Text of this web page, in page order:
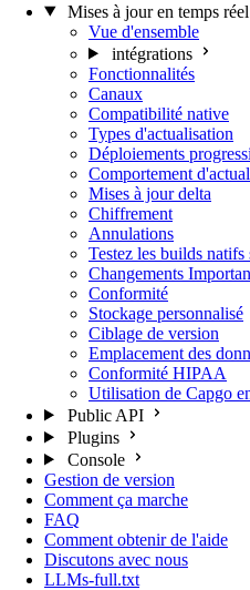
Mises à jour en temps réel
Vue d'ensemble
intégrations
Fonctionnalités
Canaux
Compatibilité native
Types d'actualisation
Déploiements
Comportement
Mises à jour delta
Chiffrement
Annulations
Testez les builds
Changements
Conformité
Stockage personnalisé
Ciblage de version
Emplacement des
Conformité HIPAA
Utilisation de Capgo
Public API
Plugins
Console
Gestion de version
Comment ça marche
FAQ
Comment obtenir de l'aide
Discutons avec nous
LLMs-full.txt